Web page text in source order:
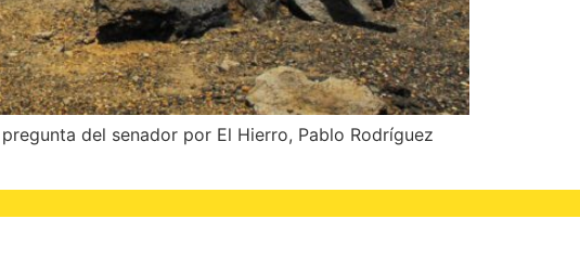
del senador por El Hierro, Pablo Rodríguez